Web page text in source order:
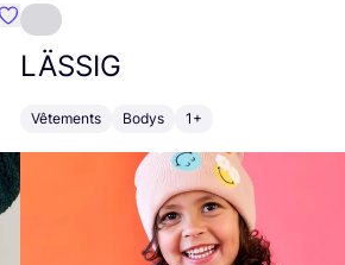
Préféré {nom}
LÄSSIG
Vêtements Bodys 1+